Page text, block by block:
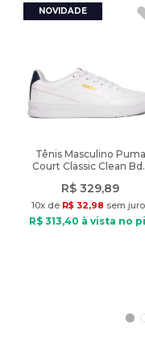
do uso do flash ou
Nome do produto:
Tipo
Peso: 630g
Tênis Masculino Puma
Court Classic Clean
R$ 329,89
10x de R$ 32,98 sem
R$ 313,40 à vista no